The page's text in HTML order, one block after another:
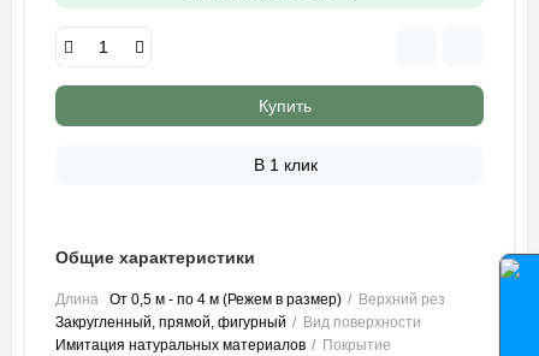
Купить
В 1 клик
Общие характеристики
Длина От 0,5 м - по 4 м (Режем в размер)
Верхний рез
Закругленный, прямой, фигурный
Вид поверхности
Имитация натуральных материалов
Покрытие